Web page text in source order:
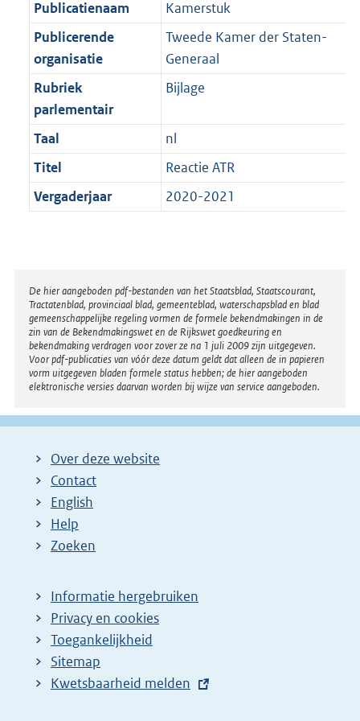
t
b
Publicatienaam
Kamerstuk
Publicerende
organisatie
Tweede Kamer der Staten-
Generaal
Rubriek
parlementair
Bijlage
Taal
nl
Titel
Reactie ATR
Vergaderjaar
2020-2021
Disclaimer
De hier aangeboden pdf-bestanden van het Staatsblad, Staatscourant,
Tractatenblad, provinciaal blad, gemeenteblad, waterschapsblad en blad
gemeenschappelijke regeling vormen de formele bekendmakingen in de
zin van de Bekendmakingswet en de Rijkswet goedkeuring en
bekendmaking verdragen voor zover ze na 1 juli 2009 zijn uitgegeven.
Voor pdf-publicaties van vóór deze datum geldt dat alleen de in papieren
vorm uitgegeven bladen formele status hebben; de hier aangeboden
elektronische versies daarvan worden bij wijze van service aangeboden.
Over deze website
Contact
English
Help
Zoeken
Informatie hergebruiken
Privacy en cookies
Toegankelijkheid
Sitemap
E
Kwetsbaarheid melden